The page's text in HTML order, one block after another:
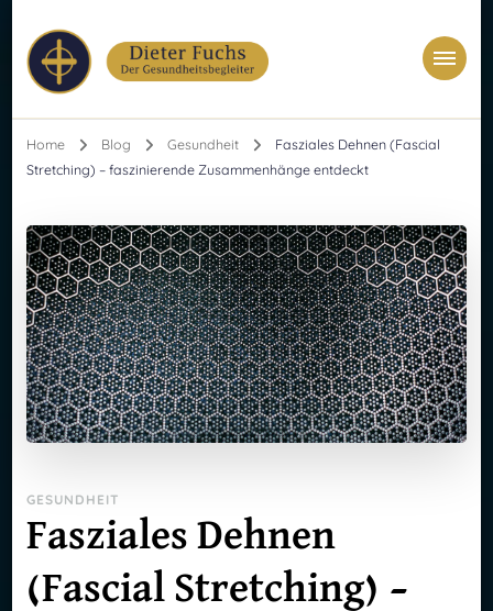
Dieter Fuchs
Home Blog Gesundheit
Fasziales Dehnen (Fascial
Stretching) – faszinierende Zusammenhänge entdeckt
GESUNDHEIT
Fasziales Dehnen
(Fascial Stretching) –